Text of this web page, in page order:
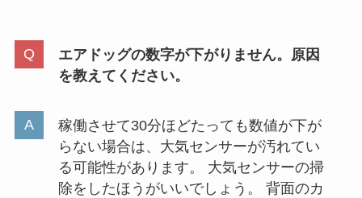
る？ダイソー・ホームセンターな
ど販売店を徹底調査！
エアドッグの数字が下がりません。原因
を教えてください。
稼働させて30分ほどたっても数値が下が
らない場合は、大気センサーが汚れてい
る可能性があります。 大気センサーの掃
除をしたほうがいいでしょう。 背面のカ